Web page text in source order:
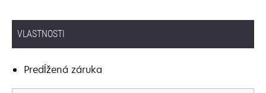
VLASTNOSTI
Predĺžená záruka